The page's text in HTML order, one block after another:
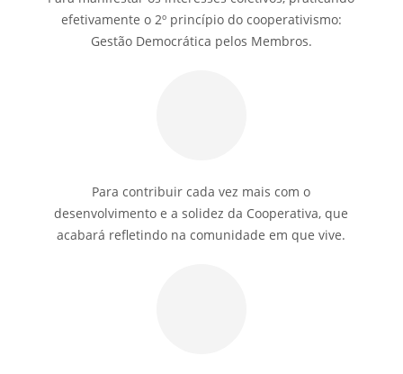
efetivamente o 2º princípio do cooperativismo:
Gestão Democrática pelos Membros.
Para contribuir cada vez mais com o
desenvolvimento e a solidez da Cooperativa, que
acabará refletindo na comunidade em que vive.